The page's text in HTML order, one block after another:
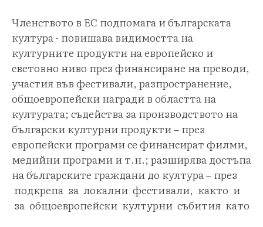
Членството в ЕС подпомага и българската
култура- повишава видимостта на
културните продукти на европейско и
световно ниво през финансиране на преводи,
участия във фестивали, разпространение,
общоевропейски награди в областта на
културата; съдейства за производството на
български културни продукти – през
европейски програми се финансират филми,
медийни програми и т.н.; разширява достъпа
на българските граждани до култура – през
подкрепа за локални фестивали, както и
за общоевропейски културни събития като